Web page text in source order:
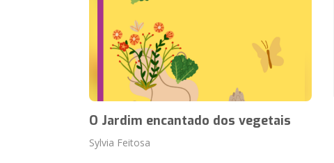
O Jardim encantado dos vegetais
Sylvia Feitosa